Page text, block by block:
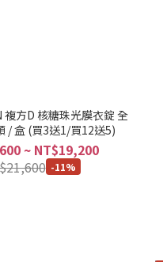
複方D 核糖珠光膜衣錠 全
60顆 / 盒 (買3送1/買12送5)
~ NT$19,200
-11%